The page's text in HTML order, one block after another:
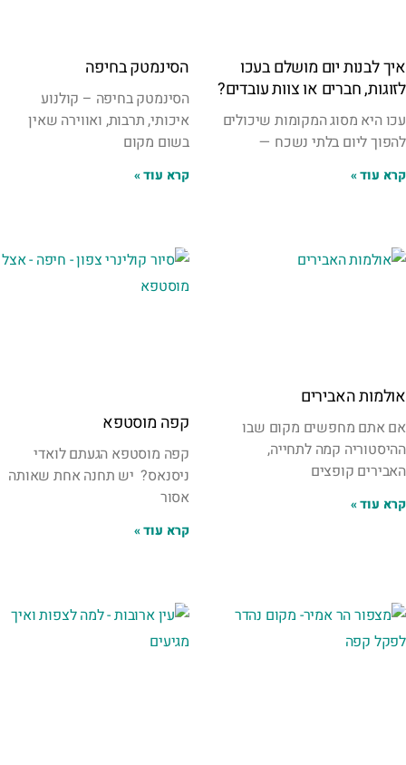
איך לבנות יום מושלם בעכו
לזוגות, חברים או צוות עובדים?
עכו היא מסוג המקומות שיכולים
להפוך ליום בלתי נשכח —
קרא עוד »
הסינמטק בחיפה
הסינמטק בחיפה – קולנוע
איכותי, תרבות, ואווירה שאין
בשום מקום
קרא עוד »
אולמות האבירים
אם אתם מחפשים מקום שבו
ההיסטוריה קמה לתחייה,
האבירים קופצים
קרא עוד »
קפה מוסטפא
קפה מוסטפא הגעתם לואדי
ניסנאס? יש תחנה אחת שאותה
אסור
קרא עוד »